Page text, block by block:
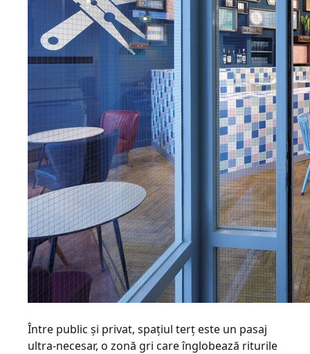
Între public şi privat, spaţiul terţ este un pasaj
ultra-necesar, o zonă gri care înglobează riturile